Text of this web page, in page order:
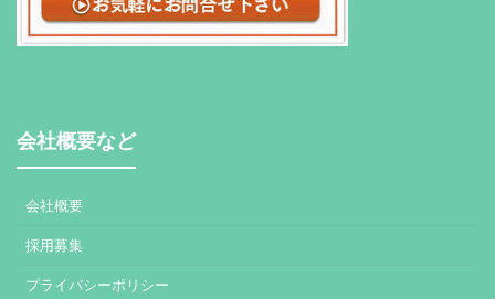
会社概要など
会社概要
採用募集
プライバシーポリシー